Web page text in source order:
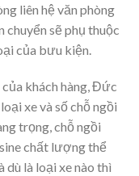
liên hệ văn phòng
sẽ phụ thuộc
của bưu kiện.
khách hàng, Đức
xe và số chỗ ngồi
trọng, chỗ ngồi
chất lượng thể
dù là loại xe nào thì